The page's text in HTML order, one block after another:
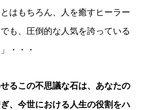
はもちろん、人を癒すヒーラー
も、圧倒的な人気を誇っている
・・・
るこの不思議な石は、あなたの
、今世における人生の役割をハ